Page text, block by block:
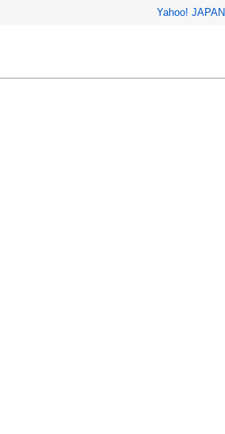
Yahoo! JAPAN